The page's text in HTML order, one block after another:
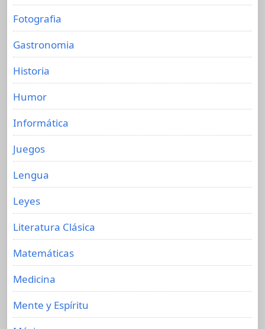
Fotografia
Gastronomia
Historia
Humor
Informática
Juegos
Lengua
Leyes
Literatura Clásica
Matemáticas
Medicina
Mente y Espíritu